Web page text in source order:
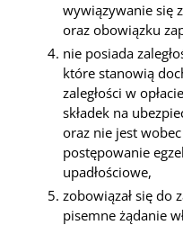
wywiązywanie się
oraz obowiązku
nie posiada
które stanowią
zaległości w
składek na
oraz nie jest
postępowanie
upadłościowe,
zobowiązał się do
pisemne żądanie